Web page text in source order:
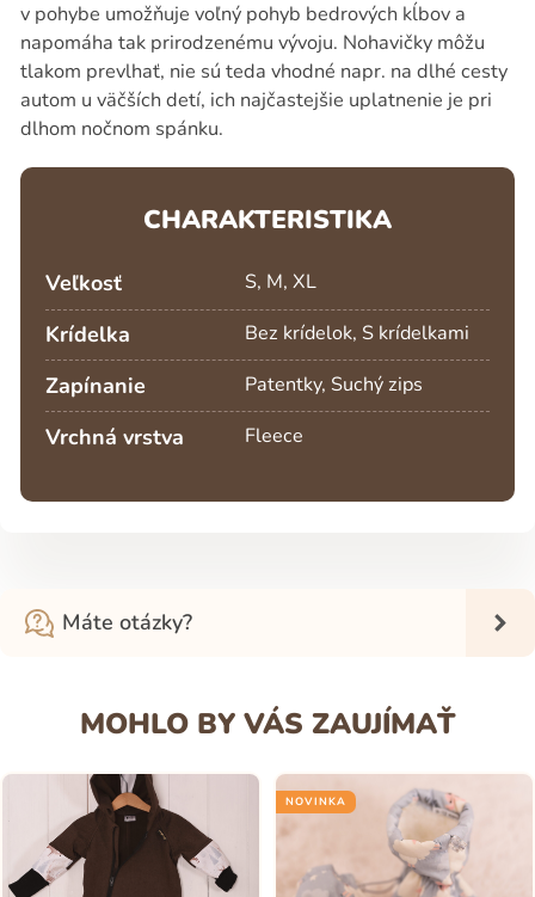
v pohybe umožňuje voľný pohyb bedrových kĺbov a
napomáha tak prirodzenému vývoju. Nohavičky môžu
tlakom prevlhať, nie sú teda vhodné napr. na dlhé cesty
autom u väčších detí, ich najčastejšie uplatnenie je pri
dlhom nočnom spánku.
CHARAKTERISTIKA
Veľkosť S, M, XL
Krídelka Bez krídelok, S krídelkami
Zapínanie Patentky, Suchý zips
Vrchná vrstva Fleece
Máte otázky?
MOHLO BY VÁS ZAUJÍMAŤ
NOVINKA